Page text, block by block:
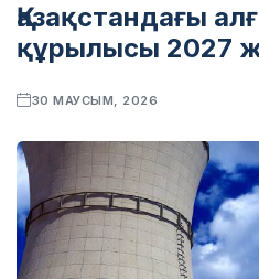
Қазақстандағы
құрылысы 2027
30 МАУСЫМ, 2026